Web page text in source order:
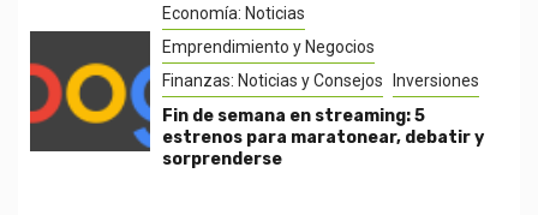
Economía: Noticias
Emprendimiento y Negocios
Finanzas: Noticias y Consejos
Inversiones
Fin de semana en streaming: 5
estrenos para maratonear, debatir y
sorprenderse